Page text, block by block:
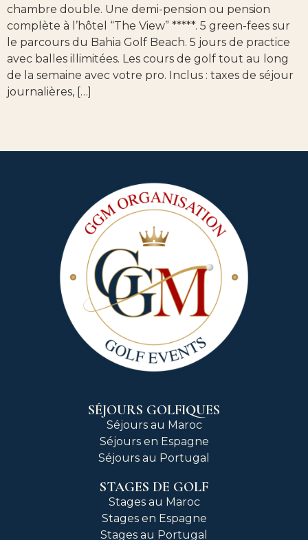
chambre double. Une demi-pension ou pension
complète à l’hôtel “The View” *****. 5 green-fees sur
le parcours du Bahia Golf Beach. 5 jours de practice
avec balles illimitées. Les cours de golf tout au long
de la semaine avec votre pro. Inclus : taxes de séjour
journalières, […]
SÉJOURS GOLFIQUES
Séjours au Maroc
Séjours en Espagne
Séjours au Portugal
STAGES DE GOLF
Stages au Maroc
Stages en Espagne
Stages au Portugal